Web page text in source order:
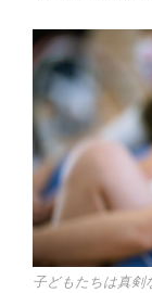
子どもたちは真剣